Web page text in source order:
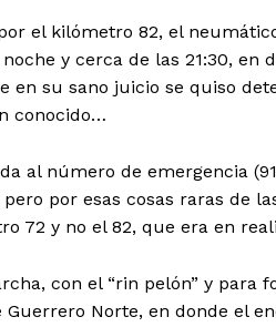
el kilómetro 82, el
y cerca de las 21:30,
en su sano juicio se quiso
conocido…
al número de emergencia
por esas cosas raras de
72 y no el 82, que era en
con el “rin pelón” y para
Guerrero Norte, en donde el